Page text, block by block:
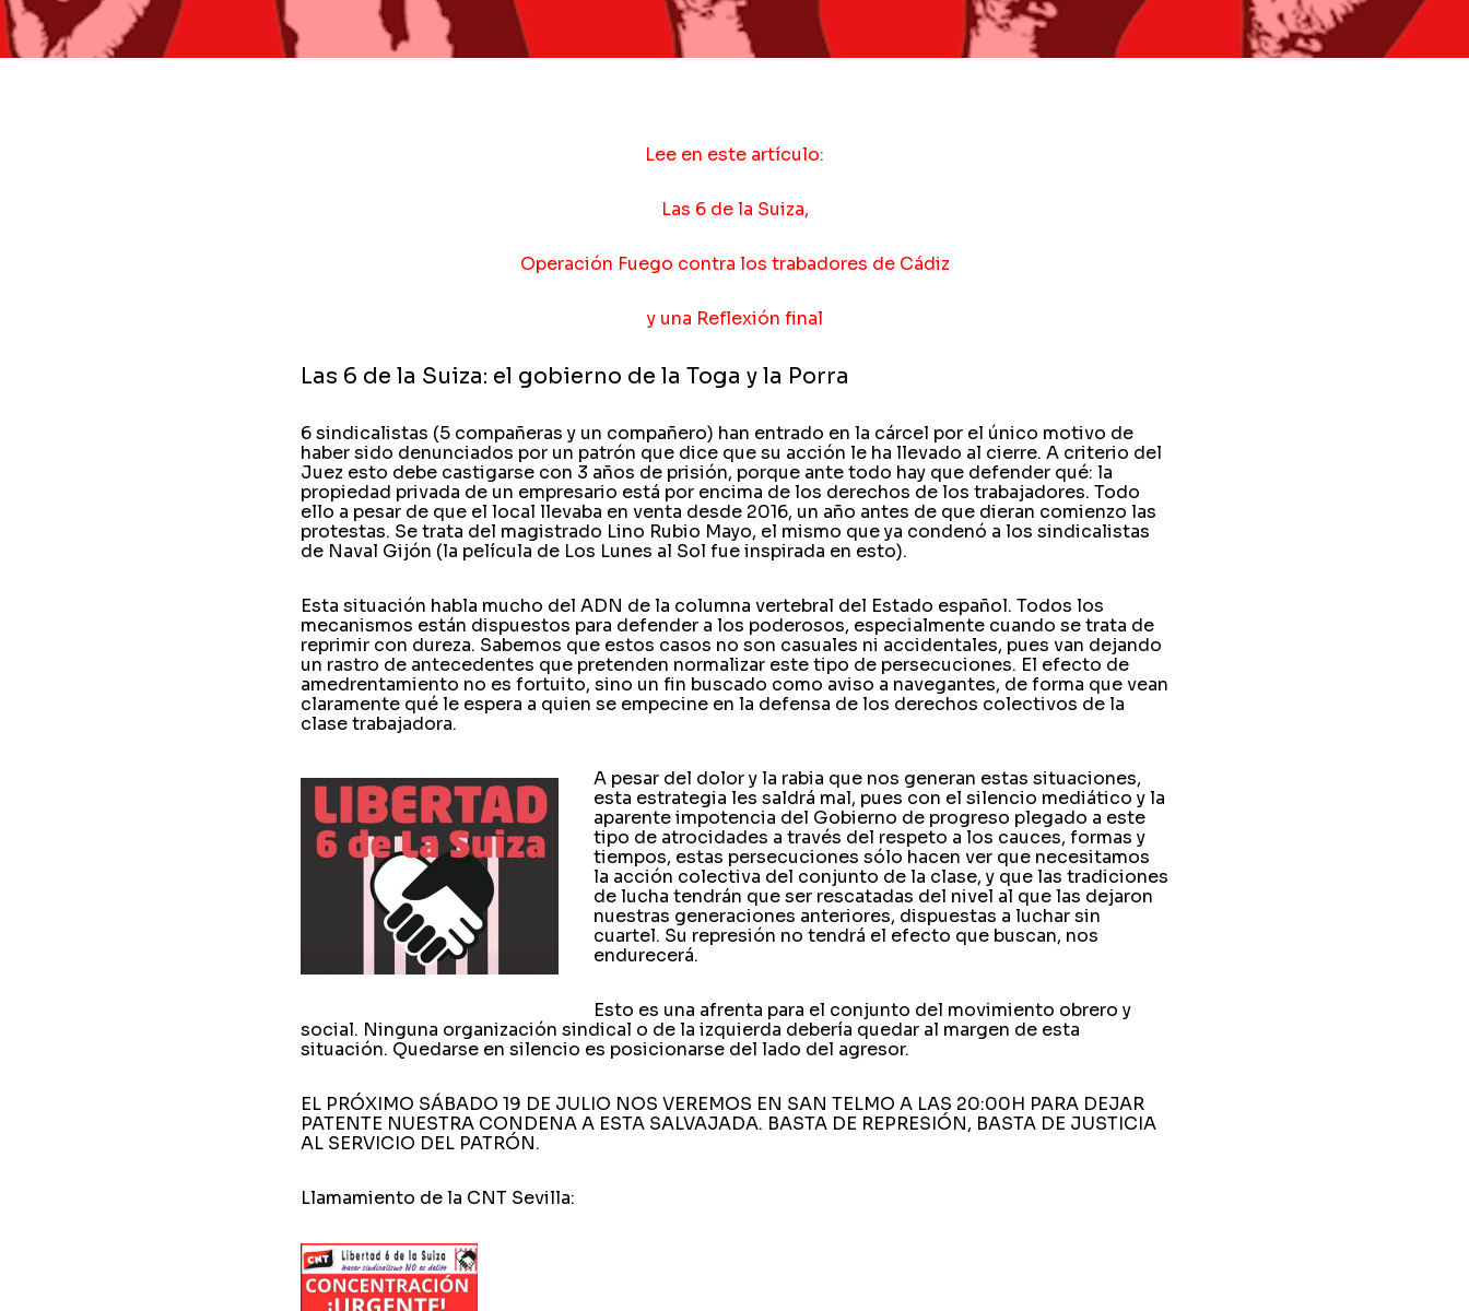
Lee en este artículo:
Las 6 de la Suiza,
Operación Fuego contra los trabadores de Cádiz
y una Reflexión final
Las 6 de la Suiza: el gobierno de la Toga y la Porra
6 sindicalistas (5 compañeras y un compañero) han entrado en la cárcel por el único motivo de
haber sido denunciados por un patrón que dice que su acción le ha llevado al cierre. A criterio del
Juez esto debe castigarse con 3 años de prisión, porque ante todo hay que defender qué: la
propiedad privada de un empresario está por encima de los derechos de los trabajadores. Todo
ello a pesar de que el local llevaba en venta desde 2016, un año antes de que dieran comienzo las
protestas. Se trata del magistrado Lino Rubio Mayo, el mismo que ya condenó a los sindicalistas
de Naval Gijón (la película de Los Lunes al Sol fue inspirada en esto).
Esta situación habla mucho del ADN de la columna vertebral del Estado español. Todos los
mecanismos están dispuestos para defender a los poderosos, especialmente cuando se trata de
reprimir con dureza. Sabemos que estos casos no son casuales ni accidentales, pues van dejando
un rastro de antecedentes que pretenden normalizar este tipo de persecuciones. El efecto de
amedrentamiento no es fortuito, sino un fin buscado como aviso a navegantes, de forma que vean
claramente qué le espera a quien se empecine en la defensa de los derechos colectivos de la
clase trabajadora.
A pesar del dolor y la rabia que nos generan estas situaciones,
esta estrategia les saldrá mal, pues con el silencio mediático y la
aparente impotencia del Gobierno de progreso plegado a este
tipo de atrocidades a través del respeto a los cauces, formas y
tiempos, estas persecuciones sólo hacen ver que necesitamos
la acción colectiva del conjunto de la clase, y que las tradiciones
de lucha tendrán que ser rescatadas del nivel al que las dejaron
nuestras generaciones anteriores, dispuestas a luchar sin
cuartel. Su represión no tendrá el efecto que buscan, nos
endurecerá.
Esto es una afrenta para el conjunto del movimiento obrero y
social. Ninguna organización sindical o de la izquierda debería quedar al margen de esta
situación. Quedarse en silencio es posicionarse del lado del agresor.
EL PRÓXIMO SÁBADO 19 DE JULIO NOS VEREMOS EN SAN TELMO A LAS 20:00H PARA DEJAR
PATENTE NUESTRA CONDENA A ESTA SALVAJADA. BASTA DE REPRESIÓN, BASTA DE JUSTICIA
AL SERVICIO DEL PATRÓN.
Llamamiento de la CNT Sevilla: